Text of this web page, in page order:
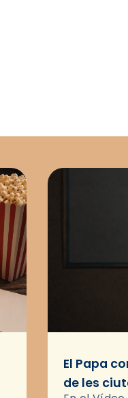
El Papa
de les